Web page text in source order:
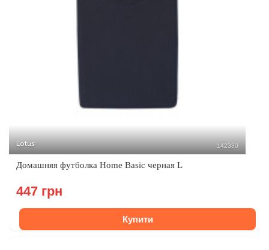
Lotus 142380
Домашняя футболка Home Basic черная L
447 грн
Купити